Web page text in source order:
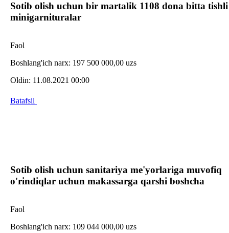
Sotib olish uchun bir martalik 1108 dona bitta tishli
minigarnituralar
Faol
Boshlang'ich narx: 197 500 000,00 uzs
Oldin: 11.08.2021 00:00
Batafsil
Sotib olish uchun sanitariya me'yorlariga muvofiq
o'rindiqlar uchun makassarga qarshi boshcha
Faol
Boshlang'ich narx: 109 044 000,00 uzs